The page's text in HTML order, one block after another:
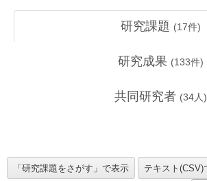
研究課題 (17件)
研究成果 (133件)
共同研究者 (34人)